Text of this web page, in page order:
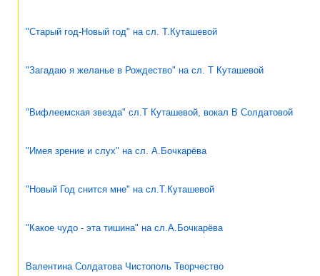
"Старый год-Новый год" на сл. Т.Куташевой
"Загадаю я желанье в Рождество" на сл. Т Куташевой
"Вифлеемская звезда" сл.Т Куташевой, вокал В Солдатовой
"Имея зрение и слух" на сл. А.Бочкарёва
"Новый Год снится мне" на сл.Т.Куташевой
"Какое чудо - эта тишина" на сл.А.Бочкарёва
Валентина Солдатова Чистополь Творчество